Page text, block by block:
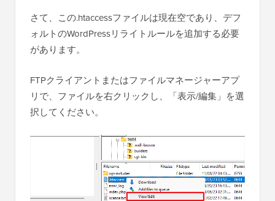
さて、この.htaccessファイルは現在空であり、デフ
ォルトのWordPressリライトルールを追加する必要
があります。
FTPクライアントまたはファイルマネージャーアプ
リで、ファイルを右クリックし、「表示/編集」を選
択してください。